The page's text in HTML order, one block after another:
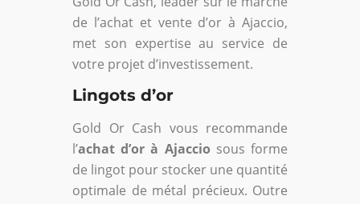
de l’achat et vente d’or à Ajaccio,
met son expertise au service de
votre projet d’investissement.
Lingots d’or
Gold Or Cash vous recommande
l’achat d’or à Ajaccio sous forme
de lingot pour stocker une quantité
optimale de métal précieux. Outre